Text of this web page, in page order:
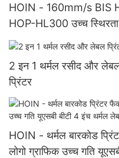
HOIN - 160mm/s BIS
HOP-HL300 उच्च
सिस्टम प्रिंटर
2 इन 1 थर्मल रसीद और
प्रिंटर
HOIN - थर्मल बारकोड
लोगो ग्राफिक उच्च गति